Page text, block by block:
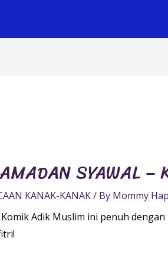
SYAWAL –
KANAK-KANAK/ By Mommy
Adik Muslim ini penuh